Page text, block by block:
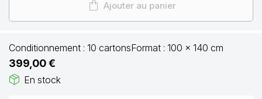
shopping_bag Ajouter au panier
Conditionnement : 10 cartonsFormat : 100 x 140 cm
399,00 €
package_2 En stock